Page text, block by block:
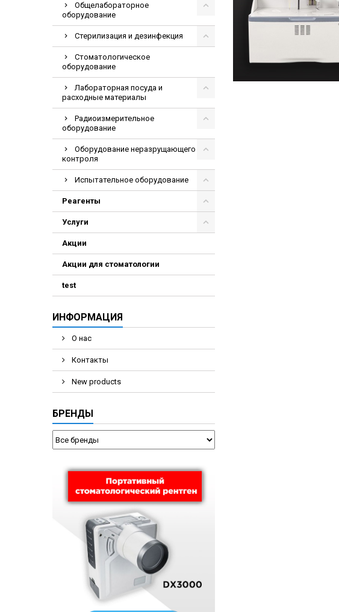
Общелабораторное
оборудование
Стерилизация и дезинфекция
Стоматологическое
оборудование
Лабораторная посуда и
расходные материалы
Радиоизмерительное
оборудование
Оборудование неразрущающего
контроля
Испытательное оборудование
Реагенты
Услуги
Акции
Акции для стоматологии
test
ИНФОРМАЦИЯ
О нас
Контакты
New products
БРЕНДЫ